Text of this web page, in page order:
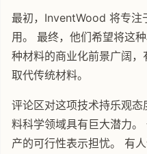
最初，InventWood 将专注
用。 最终，他们希望将这
种材料的商业化前景广阔
取代传统材料。
评论区对这项技术持乐观
料科学领域具有巨大潜力
产的可行性表示担忧。 有